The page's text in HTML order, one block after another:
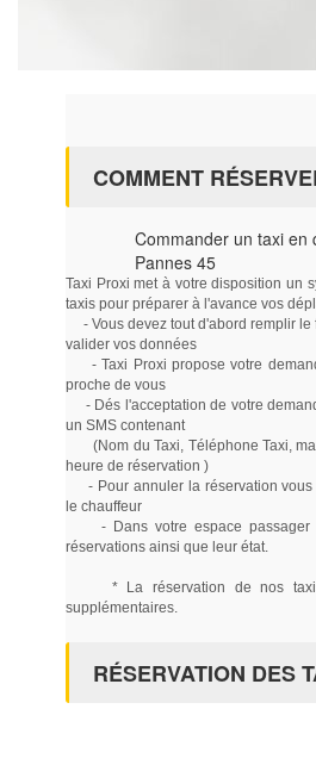
COMMENT
Commander un taxi en
Pannes 45
Taxi Proxi met à votre disposition un
taxis pour préparer à l'avance vos
- Vous devez tout d'abord remplir le
valider vos données
- Taxi Proxi propose votre
proche de vous
- Dés l'acceptation de votre
un SMS contenant
(Nom du Taxi, Téléphone Taxi,
heure de réservation )
- Pour annuler la réservation vous
le chauffeur
- Dans votre espace passager
réservations ainsi que leur état.
* La réservation de nos taxis
supplémentaires.
RÉSERVATION DES